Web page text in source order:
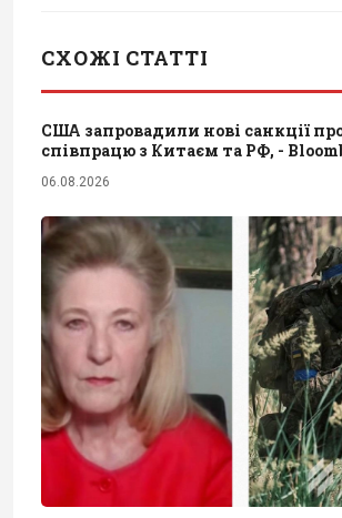
СХОЖІ СТАТТІ
США запровадили нові санкції
співпрацю з Китаєм та РФ, -
06.08.2026